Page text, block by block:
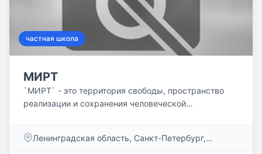
частная школа
МИРТ
`МИРТ` - это территория свободы, пространство
реализации и сохранения человеческой
- помочь вырасти активным членам общества и
Ленинградская область, Санкт-Петербург,